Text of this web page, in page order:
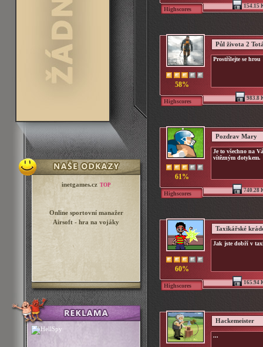
inetgames.cz TOP
Online sportovní manažer
Airsoft - hra na vojáky
Highscores 154.15
58%
Půl života 2
Prostřílejte se hrou
Highscores 983.8
61%
Pozdrav Mary
Je to všechno na
vítězným dotykem.
Highscores 740.28
60%
Taxikářské
Jak jste dobří v
Highscores 165.94
Hackemeister
...